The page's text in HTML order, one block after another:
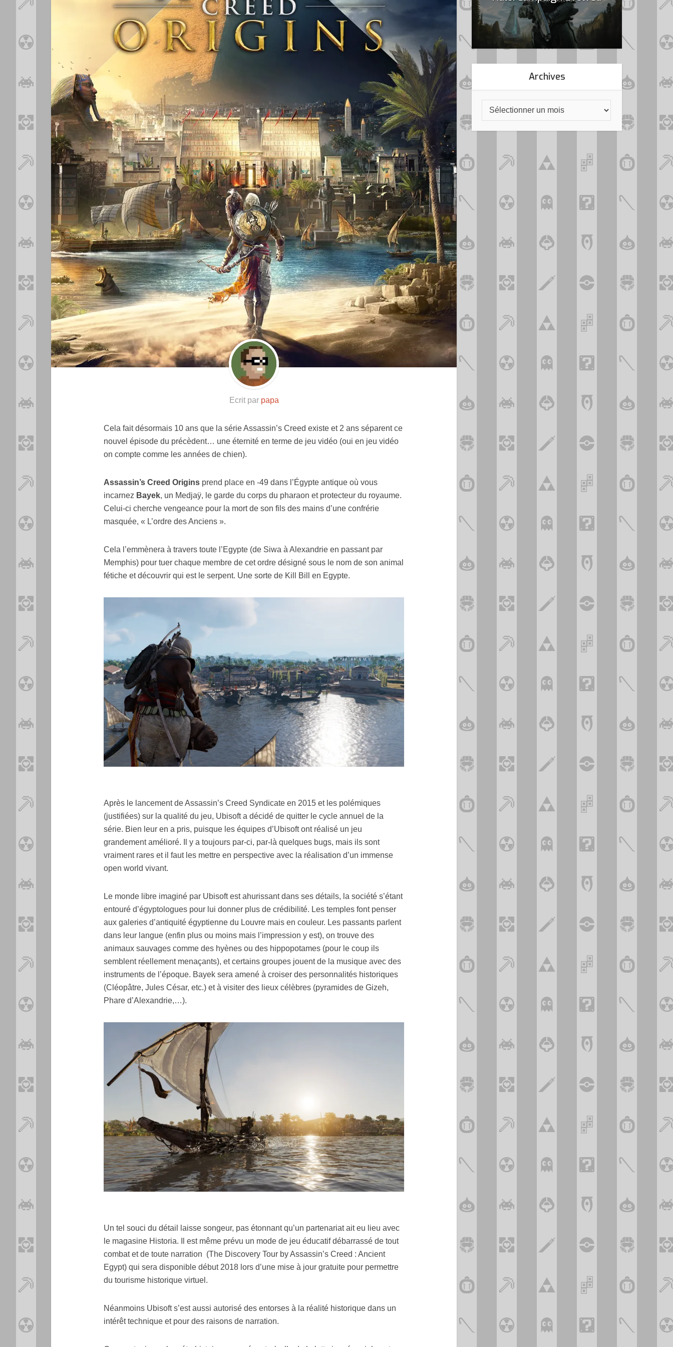
Ecrit par papa
Cela fait désormais 10 ans que la série Assassin’s Creed existe et 2 ans séparent ce
nouvel épisode du précèdent… une éternité en terme de jeu vidéo (oui en jeu vidéo
on compte comme les années de chien).
Assassin’s Creed Origins prend place en -49 dans l’Égypte antique où vous
incarnez Bayek, un Medjaÿ, le garde du corps du pharaon et protecteur du royaume.
Celui-ci cherche vengeance pour la mort de son fils des mains d’une confrérie
masquée, « L’ordre des Anciens ».
Cela l’emmènera à travers toute l’Egypte (de Siwa à Alexandrie en passant par
Memphis) pour tuer chaque membre de cet ordre désigné sous le nom de son animal
fétiche et découvrir qui est le serpent. Une sorte de Kill Bill en Egypte.
Après le lancement de Assassin’s Creed Syndicate en 2015 et les polémiques
(justifiées) sur la qualité du jeu, Ubisoft a décidé de quitter le cycle annuel de la
série. Bien leur en a pris, puisque les équipes d’Ubisoft ont réalisé un jeu
grandement amélioré. Il y a toujours par-ci, par-là quelques bugs, mais ils sont
vraiment rares et il faut les mettre en perspective avec la réalisation d’un immense
open world vivant.
Le monde libre imaginé par Ubisoft est ahurissant dans ses détails, la société s’étant
entouré d’égyptologues pour lui donner plus de crédibilité. Les temples font penser
aux galeries d’antiquité égyptienne du Louvre mais en couleur. Les passants parlent
dans leur langue (enfin plus ou moins mais l’impression y est), on trouve des
animaux sauvages comme des hyènes ou des hippopotames (pour le coup ils
semblent réellement menaçants), et certains groupes jouent de la musique avec des
instruments de l’époque. Bayek sera amené à croiser des personnalités historiques
(Cléopâtre, Jules César, etc.) et à visiter des lieux célèbres (pyramides de Gizeh,
Phare d’Alexandrie,…).
Un tel souci du détail laisse songeur, pas étonnant qu’un partenariat ait eu lieu avec
le magasine Historia. Il est même prévu un mode de jeu éducatif débarrassé de tout
combat et de toute narration (The Discovery Tour by Assassin’s Creed : Ancient
Egypt) qui sera disponible début 2018 lors d’une mise à jour gratuite pour permettre
du tourisme historique virtuel.
Néanmoins Ubisoft s’est aussi autorisé des entorses à la réalité historique dans un
intérêt technique et pour des raisons de narration.
Resynced
Archives